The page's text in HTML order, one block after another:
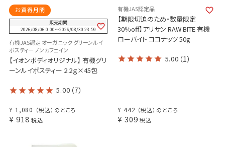
お買得月間
販売期間
2026/08/06 0:00〜2026/08/30 23:59
有機JAS認定 オーガニック グリーンルイ
ボスティー ノンカフェイン
【イオンボディオリジナル】 有機グリ
ーンルイボスティー 2.2ｇ×45包
5.00 （7）
¥ 1,080 （税込）のところ
¥ 918 税込
有機JAS認定品
【期限切迫のため・数量限定
30％off】アリサン RAW BITE 有機
ローバイト ココナッツ 50g
5.00 （1）
¥ 442 （税込）のところ
¥ 309 税込